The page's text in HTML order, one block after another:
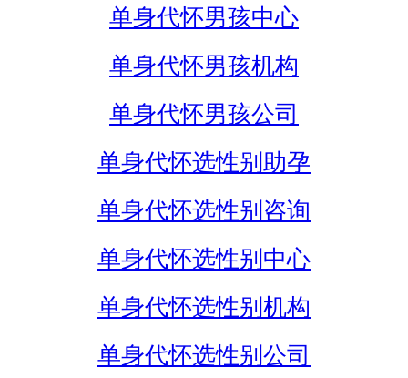
单身代怀男孩中心
单身代怀男孩机构
单身代怀男孩公司
单身代怀选性别助孕
单身代怀选性别咨询
单身代怀选性别中心
单身代怀选性别机构
单身代怀选性别公司